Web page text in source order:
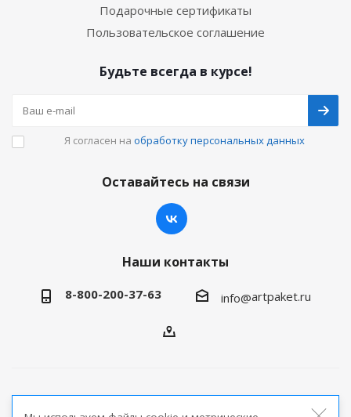
Подарочные сертификаты
Пользовательское соглашение
Будьте всегда в курсе!
Я согласен на обработку персональных данных
Оставайтесь на связи
Наши контакты
8-800-200-37-63 info@artpaket.ru